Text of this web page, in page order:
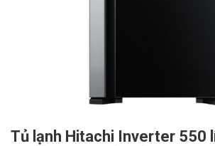
Tủ lạnh Hitachi Inverter 550